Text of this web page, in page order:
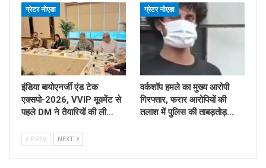
ग्रेटर नोएडा
इंडिया बायोएनर्जी एंड टेक
एक्सपो-2026, VVIP मूवमेंट से
पहले DM ने तैयारियों की ली…
ग्रेटर नोएडा
वर्कशॉप हमले का मुख्य आरोपी
गिरफ्तार, फरार आरोपियों की
तलाश में पुलिस की ताबड़तोड़…
PREV NEXT